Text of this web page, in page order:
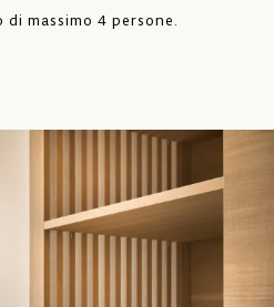
massimo 4 persone.